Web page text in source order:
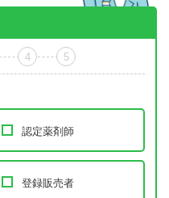
4 5
認定薬剤師
登録販売者